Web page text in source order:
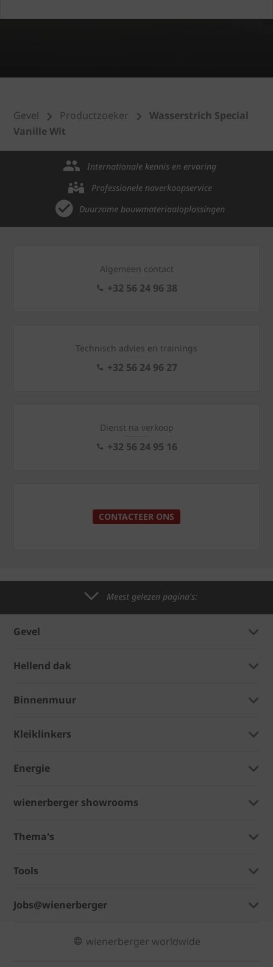
Gevel Productzoeker
Wasserstrich Special
Vanille Wit
Internationale kennis en ervaring
Professionele naverkoopservice
Duurzame bouwmateriaaloplossingen
Algemeen contact
+32 56 24 96 38
Technisch advies en trainings
+32 56 24 96 27
Dienst na verkoop
+32 56 24 95 16
CONTACTEER ONS
Meest gelezen pagina's:
Gevel
Hellend dak
Binnenmuur
Kleiklinkers
Energie
wienerberger showrooms
Thema's
Tools
Jobs@wienerberger
wienerberger worldwide